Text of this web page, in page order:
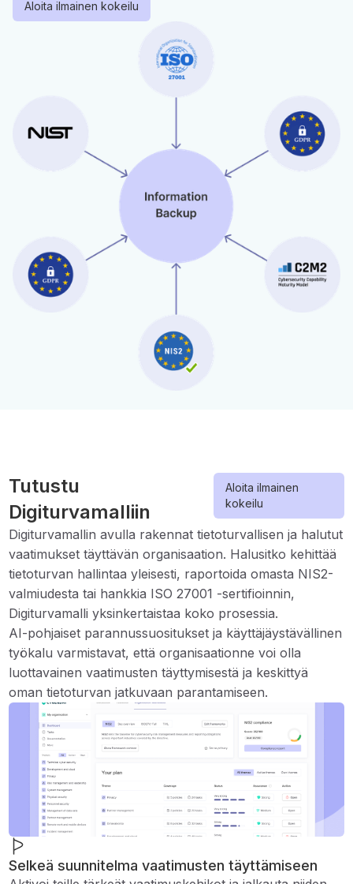
Aloita ilmainen kokeilu
Tutustu
Digiturvamalliin
Aloita ilmainen
kokeilu
Digiturvamallin avulla rakennat tietoturvallisen ja halutut
vaatimukset täyttävän organisaation. Halusitko kehittää
tietoturvan hallintaa yleisesti, raportoida omasta NIS2-
valmiudesta tai hankkia ISO 27001 -sertifioinnin,
Digiturvamalli yksinkertaistaa koko prosessia.
AI-pohjaiset parannussuositukset ja käyttäjäystävällinen
työkalu varmistavat, että organisaationne voi olla
luottavainen vaatimusten täyttymisestä ja keskittyä
oman tietoturvan jatkuvaan parantamiseen.
Selkeä suunnitelma vaatimusten täyttämiseen